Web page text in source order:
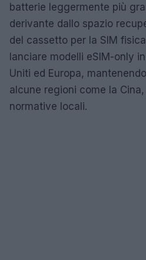
batterie leggermente più
derivante dallo spazio
del cassetto per la SIM
lanciare modelli eSIM-only
Uniti ed Europa,
alcune regioni come la
normative locali.